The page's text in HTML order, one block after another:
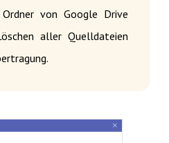
von Google Drive
aller Quelldateien